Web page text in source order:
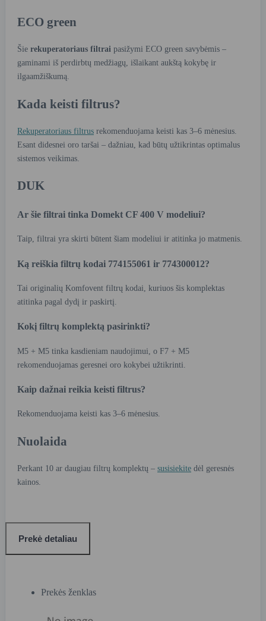
ECO green
Šie rekuperatoriaus filtrai pasižymi ECO green savybėmis –
gaminami iš perdirbtų medžiagų, išlaikant aukštą kokybę ir
ilgaamžiškumą.
Kada keisti filtrus?
Rekuperatoriaus filtrus rekomenduojama keisti kas 3–6 mėnesius.
Esant didesnei oro taršai – dažniau, kad būtų užtikrintas optimalus
sistemos veikimas.
DUK
Ar šie filtrai tinka Domekt CF 400 V modeliui?
Taip, filtrai yra skirti būtent šiam modeliui ir atitinka jo matmenis.
Ką reiškia filtrų kodai 774155061 ir 774300012?
Tai originalių Komfovent filtrų kodai, kuriuos šis komplektas
atitinka pagal dydį ir paskirtį.
Kokį filtrų komplektą pasirinkti?
M5 + M5 tinka kasdieniam naudojimui, o F7 + M5
rekomenduojamas geresnei oro kokybei užtikrinti.
Kaip dažnai reikia keisti filtrus?
Rekomenduojama keisti kas 3–6 mėnesius.
Nuolaida
Perkant 10 ar daugiau filtrų komplektų – susisiekite dėl geresnės
kainos.
Prekė detaliau
Prekės ženklas